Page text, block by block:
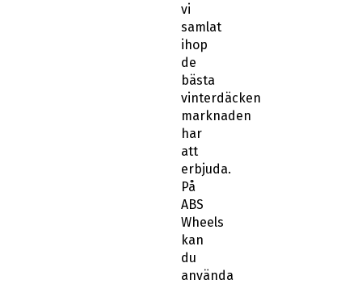
vi
samlat
ihop
de
bästa
vinterdäcken
marknaden
har
att
erbjuda.
På
ABS
Wheels
kan
du
använda